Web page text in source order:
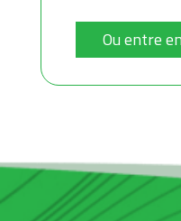
Ou entre